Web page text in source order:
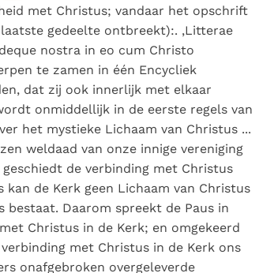
met Christus; vandaar het opschrift
gedeelte ontbreekt):. ,Litterae
nostra in eo cum Christo
te zamen in één Encycliek
dat zij ook innerlijk met elkaar
onmiddellijk in de eerste regels van
het mystieke Lichaam van Christus ...
weldaad van onze innige vereniging
de verbinding met Christus
de Kerk geen Lichaam van Christus
Daarom spreekt de Paus in
Christus in de Kerk; en omgekeerd
met Christus in de Kerk ons
onafgebroken overgeleverde